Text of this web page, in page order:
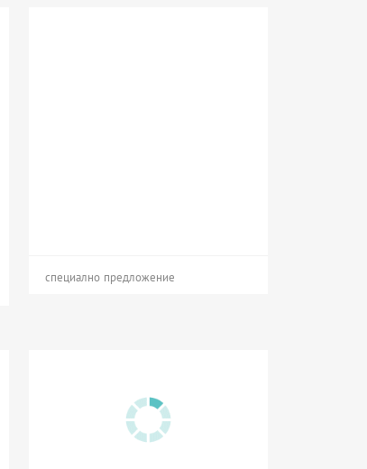
специално предложение